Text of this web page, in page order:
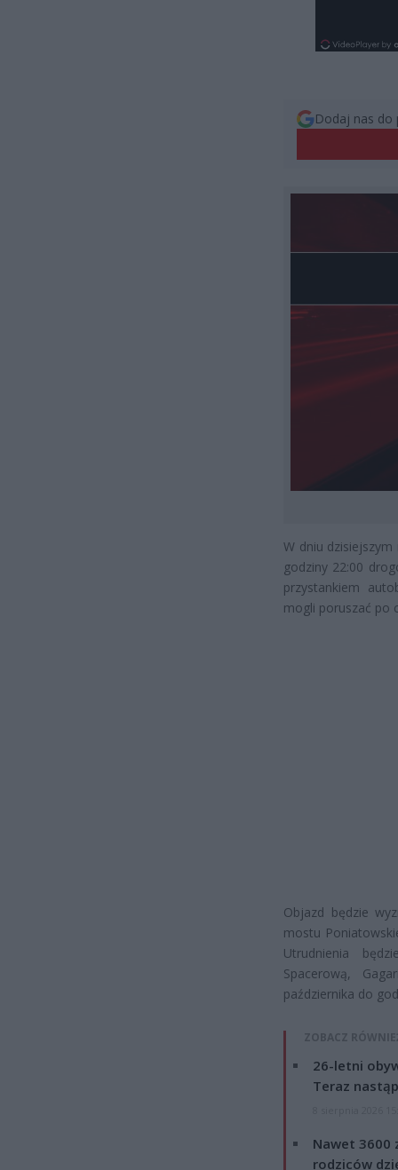
Dodaj nas do
W dniu
godziny 22:00
przystankiem
mogli poruszać po
Objazd będzie
mostu
Utrudnienia
Spacerową,
października do
ZOBACZ
26-letni
Teraz
Nawet 3600
rodziców